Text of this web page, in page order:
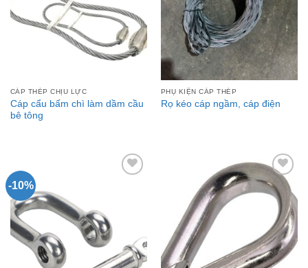
CÁP THÉP CHỊU LỰC
Cáp cẩu bấm chì làm dầm cầu
bê tông
PHỤ KIỆN CÁP THÉP
Rọ kéo cáp ngầm, cáp điện
-10%
Add to
Wishlist